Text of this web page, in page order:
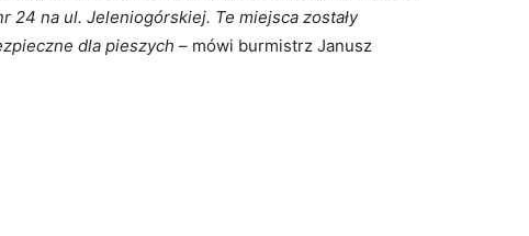
24 na ul. Jeleniogórskiej. Te miejsca zostały
dla pieszych – mówi burmistrz Janusz